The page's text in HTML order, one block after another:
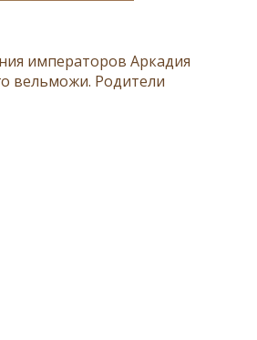
императоров Аркадия
вельможи. Родители